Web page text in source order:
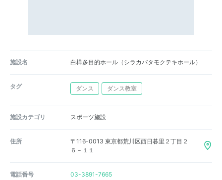
施設名 白樺多目的ホール（シラカバタモクテキホール）
タグ ダンス ダンス教室
施設カテゴリ スポーツ施設
住所
〒116-0013 東京都荒川区西日暮里２丁目２
６－１１
電話番号 03-3891-7665